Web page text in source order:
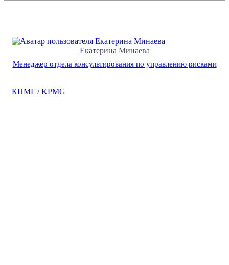
Екатерина Минаева
Менеджер отдела консультирования по управлению рисками
КПМГ / KPMG